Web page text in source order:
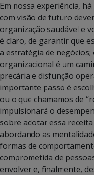
Em nossa experiência,
com visão de futuro
organização saudável e
é claro, de garantir que
a estratégia de
organizacional é um
precária e disfunção
importante passo é
ou o que chamamos de
impulsionará o
sobre adotar essa
abordando as
formas de
comprometida de
envolver e, finalmente,